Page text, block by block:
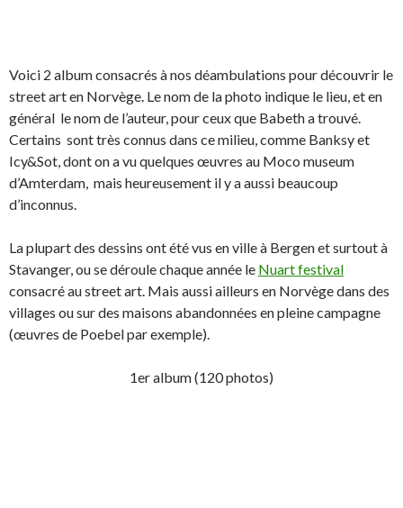
Voici 2 album consacrés à nos déambulations pour découvrir le
street art en Norvège. Le nom de la photo indique le lieu, et en
général le nom de l’auteur, pour ceux que Babeth a trouvé.
Certains sont très connus dans ce milieu, comme Banksy et
Icy&Sot, dont on a vu quelques œuvres au Moco museum
d’Amterdam, mais heureusement il y a aussi beaucoup
d’inconnus.
La plupart des dessins ont été vus en ville à Bergen et surtout à
Stavanger, ou se déroule chaque année le Nuart festival
consacré au street art. Mais aussi ailleurs en Norvège dans des
villages ou sur des maisons abandonnées en pleine campagne
(œuvres de Poebel par exemple).
1er album (120 photos)